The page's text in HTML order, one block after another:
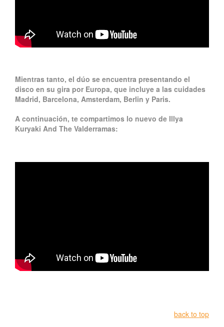
Mientras tanto, el dúo se encuentra presentando el
disco en su gira por Europa, que incluye a las cuidades
Madrid, Barcelona, Amsterdam, Berlin y Paris.
A continuación, te compartimos lo nuevo de Illya
Kuryaki And The Valderramas:
back to top